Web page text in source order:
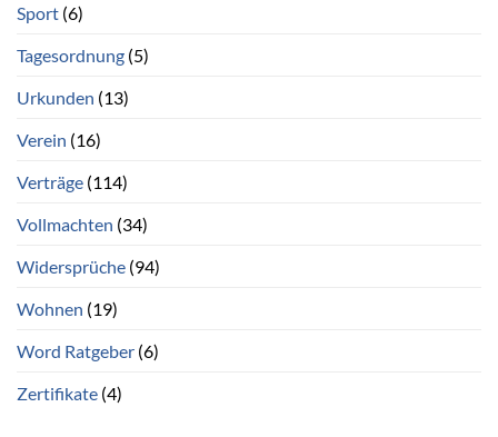
Sport (6)
Tagesordnung (5)
Urkunden (13)
Verein (16)
Verträge (114)
Vollmachten (34)
Widersprüche (94)
Wohnen (19)
Word Ratgeber (6)
Zertifikate (4)